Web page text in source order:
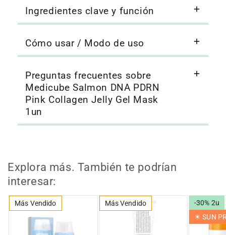
Ingredientes clave y función
Cómo usar / Modo de uso
Preguntas frecuentes sobre
Medicube Salmon DNA PDRN
Pink Collagen Jelly Gel Mask
1un
Explora más. También te podrían
interesar:
Más Vendido Más Vendido
-30% 2u
☀︎ SUN